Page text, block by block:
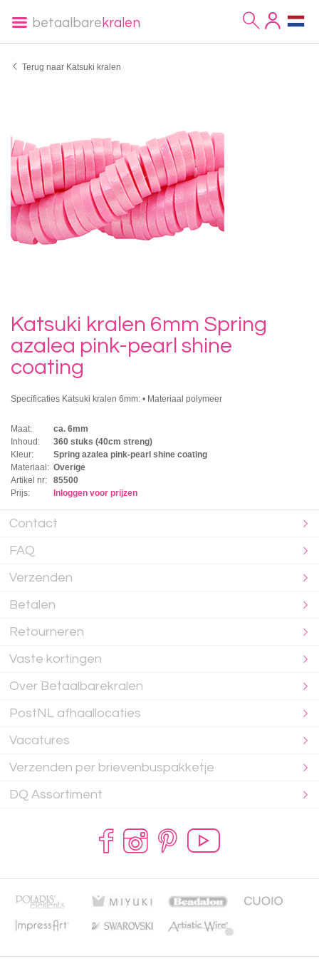
betaalbare kralen
Terug naar Katsuki kralen
Katsuki kralen 6mm Spring
azalea pink-pearl shine
coating
Specificaties Katsuki kralen 6mm: • Materiaal polymeer
Maat:
ca. 6mm
Inhoud:
360 stuks (40cm streng)
Kleur:
Spring azalea pink-pearl shine coating
Materiaal: Overige
Artikel nr:
85500
Prijs:
Inloggen voor prijzen
Contact
FAQ
Verzenden
Betalen
Retourneren
Vaste kortingen
Over Betaalbarekralen
PostNL afhaallocaties
Vacatures
Verzenden per brievenbuspakketje
DQ Assortiment